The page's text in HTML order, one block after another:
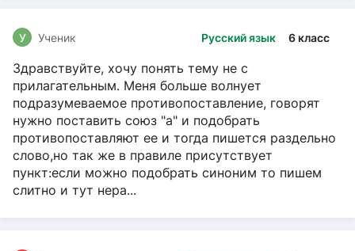
Русский язык 6 класс
У Ученик
Здравствуйте, хочу понять тему не с
прилагательным. Меня больше волнует
подразумеваемое противопоставление, говорят
нужно поставить союз "а" и подобрать
противопоставляют ее и тогда пишется раздельно
слово,но так же в правиле присутствует
пункт:если можно подобрать синоним то пишем
слитно и тут нера...